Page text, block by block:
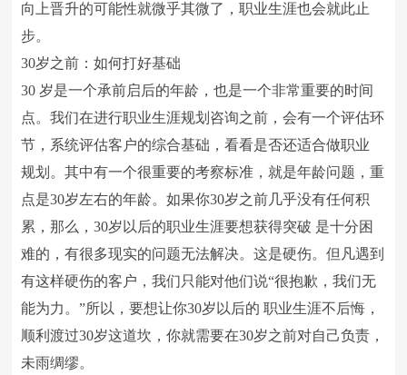
向上晋升的可能性就微乎其微了，职业生涯也会就此止
步。
30岁之前：如何打好基础
30 岁是一个承前启后的年龄，也是一个非常重要的时间
点。我们在进行职业生涯规划咨询之前，会有一个评估环
节，系统评估客户的综合基础，看看是否还适合做职业
规划。其中有一个很重要的考察标准，就是年龄问题，重
点是30岁左右的年龄。如果你30岁之前几乎没有任何积
累，那么，30岁以后的职业生涯要想获得突破 是十分困
难的，有很多现实的问题无法解决。这是硬伤。但凡遇到
有这样硬伤的客户，我们只能对他们说“很抱歉，我们无
能为力。”所以，要想让你30岁以后的 职业生涯不后悔，
顺利渡过30岁这道坎，你就需要在30岁之前对自己负责，
未雨绸缪。